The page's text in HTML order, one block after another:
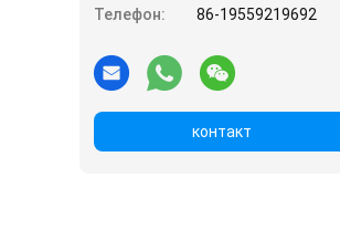
Телефон:
86-19559219692
контакт